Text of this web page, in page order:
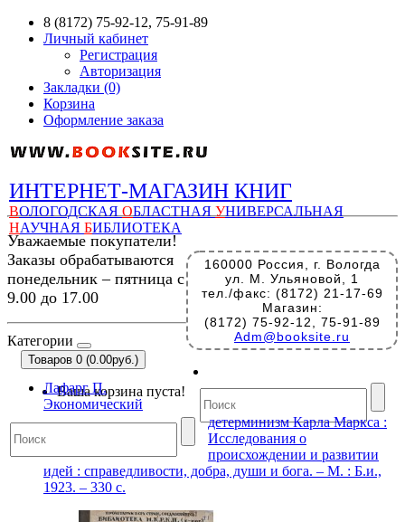
8 (8172) 75-92-12, 75-91-89
Личный кабинет
Регистрация
Авторизация
Закладки (0)
Корзина
Оформление заказа
ИНТЕРНЕТ-МАГАЗИН КНИГ
ВОЛОГОДСКАЯ ОБЛАСТНАЯ УНИВЕРСАЛЬНАЯ
НАУЧНАЯ БИБЛИОТЕКА
160000 Россия, г. Вологда
ул. М. Ульяновой, 1
тел./факс: (8172) 21-17-69
Магазин:
(8172) 75-92-12, 75-91-89
Adm@booksite.ru
Уважаемые покупатели!
Заказы обрабатываются
понедельник – пятница с
9.00 до 17.00
Категории
Товаров 0 (0.00руб.)
Ваша корзина пуста!
Лафарг П.
Экономический
детерминизм Карла Маркса :
Исследования о
происхождении и развитии
идей : справедливости, добра, души и бога. – М. : Б.и.,
1923. – 330 с.